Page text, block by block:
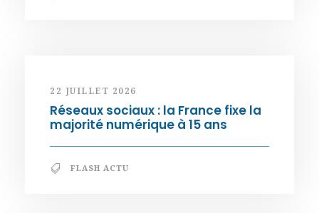
22 JUILLET 2026
Réseaux sociaux : la France fixe la
majorité numérique à 15 ans
FLASH ACTU